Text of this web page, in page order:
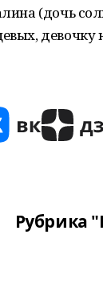
(дочь
девочку
Рубрика